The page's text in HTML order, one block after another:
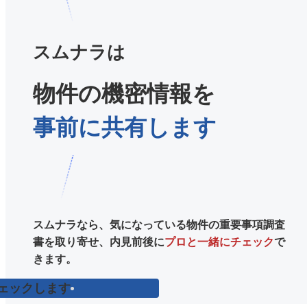
スムナラは
物件の機密情報を
事前に共有します
スムナラなら、気になっている物件の重要事項調査
書を取り寄せ、内見前後にプロと一緒にチェックで
きます。
ックします